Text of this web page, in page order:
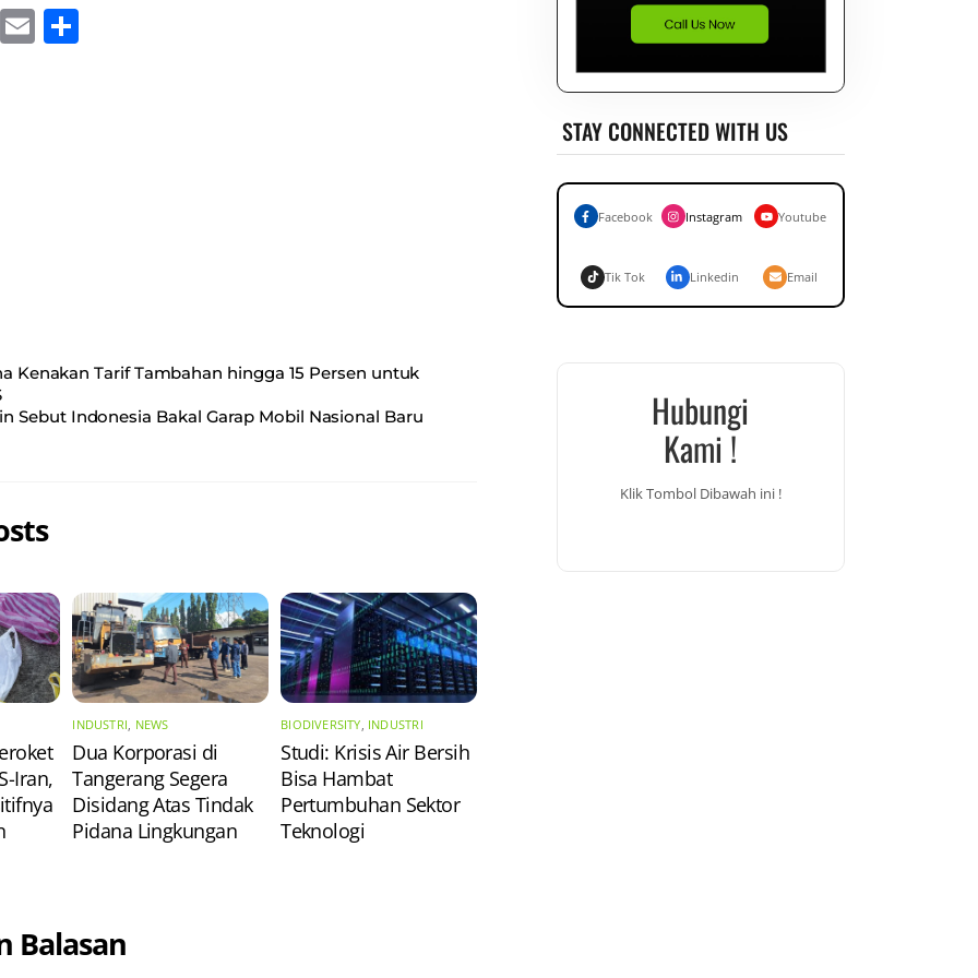
E S
Kenakan Tarif Tambahan hingga 15 Persen untuk
Sebut Indonesia Bakal Garap Mobil Nasional Baru
Iran,
INDUSTRI NEWS
Dua Korporasi di
Tangerang Segera
Disidang Atas Tindak
Pidana Lingkungan
BIODIVERSITY INDUSTRI
Studi: Krisis Air Bersih
Bisa Hambat
Pertumbuhan Sektor
Teknologi
Balasan
STAY CONNECTED WITH US
Facebook Instagram Youtube
Tik Tok Linkedin Email
Hubungi
Kami !
Klik Tombol Dibawah ini !